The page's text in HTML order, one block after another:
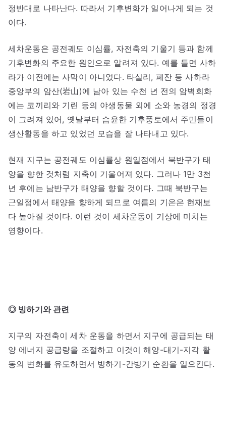
정반대로 나타난다. 따라서 기후변화가 일어나게 되는 것
이다.
세차운동은 공전궤도 이심률, 자전축의 기울기 등과 함께
기후변화의 주요한 원인으로 알려져 있다. 예를 들면 사하
라가 이전에는 사막이 아니었다. 타실리, 페잔 등 사하라
중앙부의 암산(岩山)에 남아 있는 수천 년 전의 암벽회화
에는 코끼리와 기린 등의 야생동물 외에 소와 농경의 정경
이 그려져 있어, 옛날부터 습윤한 기후풍토에서 주민들이
생산활동을 하고 있었던 모습을 잘 나타내고 있다.
현재 지구는 공전궤도 이심률상 원일점에서 북반구가 태
양을 향한 것처럼 지축이 기울어져 있다. 그러나 1만 3천
년 후에는 남반구가 태양을 향할 것이다. 그때 북반구는
근일점에서 태양을 향하게 되므로 여름의 기온은 현재보
다 높아질 것이다. 이런 것이 세차운동이 기상에 미치는
영향이다.
◎ 빙하기와 관련
지구의 자전축이 세차 운동을 하면서 지구에 공급되는 태
양 에너지 공급량을 조절하고 이것이 해양-대기-지각 활
동의 변화를 유도하면서 빙하기-간빙기 순환을 일으킨다.